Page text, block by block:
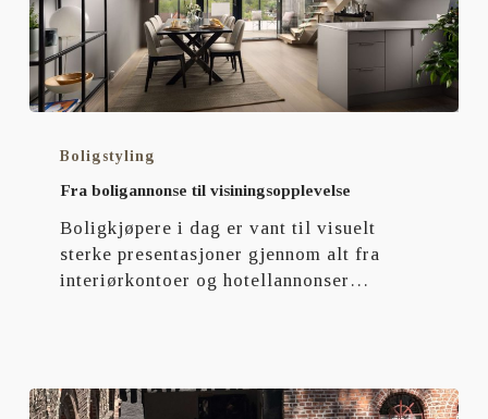
boligannonse
visiningsopplevelse
Boligstyling
Fra boligannonse til visiningsopplevelse
Boligkjøpere i dag er vant til visuelt
sterke presentasjoner gjennom alt fra
interiørkontoer og hotellannonser…